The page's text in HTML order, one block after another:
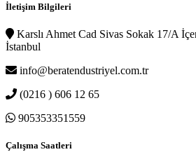
İletişim Bilgileri
Karslı Ahmet Cad Sivas Sokak 17/A
İstanbul
info@beratendustriyel.com.tr
(0216 ) 606 12 65
905353351559
Çalışma Saatleri